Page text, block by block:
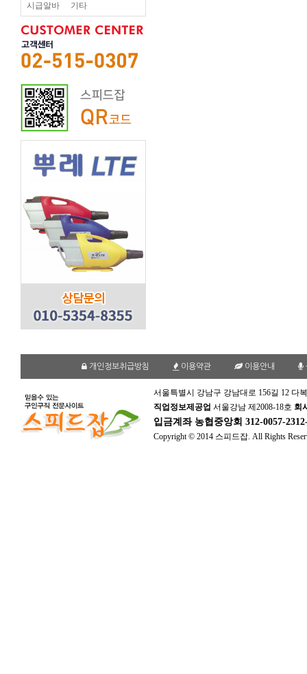
시급알바 기타
개인정보취급방침 이용약관 이용안내
서울특별시 강남구 강남대로 156길 12 다
직업정보제공업 서울강남 제2008-18호 회
입금계좌 농협중앙회 312-0057-
Copyright © 2014 스피드잡. All Rights